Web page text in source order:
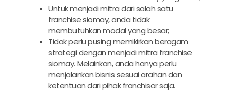
Untuk menjadi mitra dari salah satu
franchise siomay, anda tidak
membutuhkan modal yang besar;
Tidak perlu pusing memikirkan beragam
strategi dengan menjadi mitra franchise
siomay. Melainkan, anda hanya perlu
menjalankan bisnis sesuai arahan dan
ketentuan dari pihak franchisor saja.